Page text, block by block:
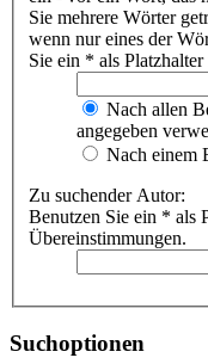
Sie mehrere Wörter
wenn nur eines der
Sie ein * als
Nach allen
angegeben
Nach einem
Zu suchender Autor:
Benutzen Sie ein * als
Übereinstimmungen.
Suchoptionen